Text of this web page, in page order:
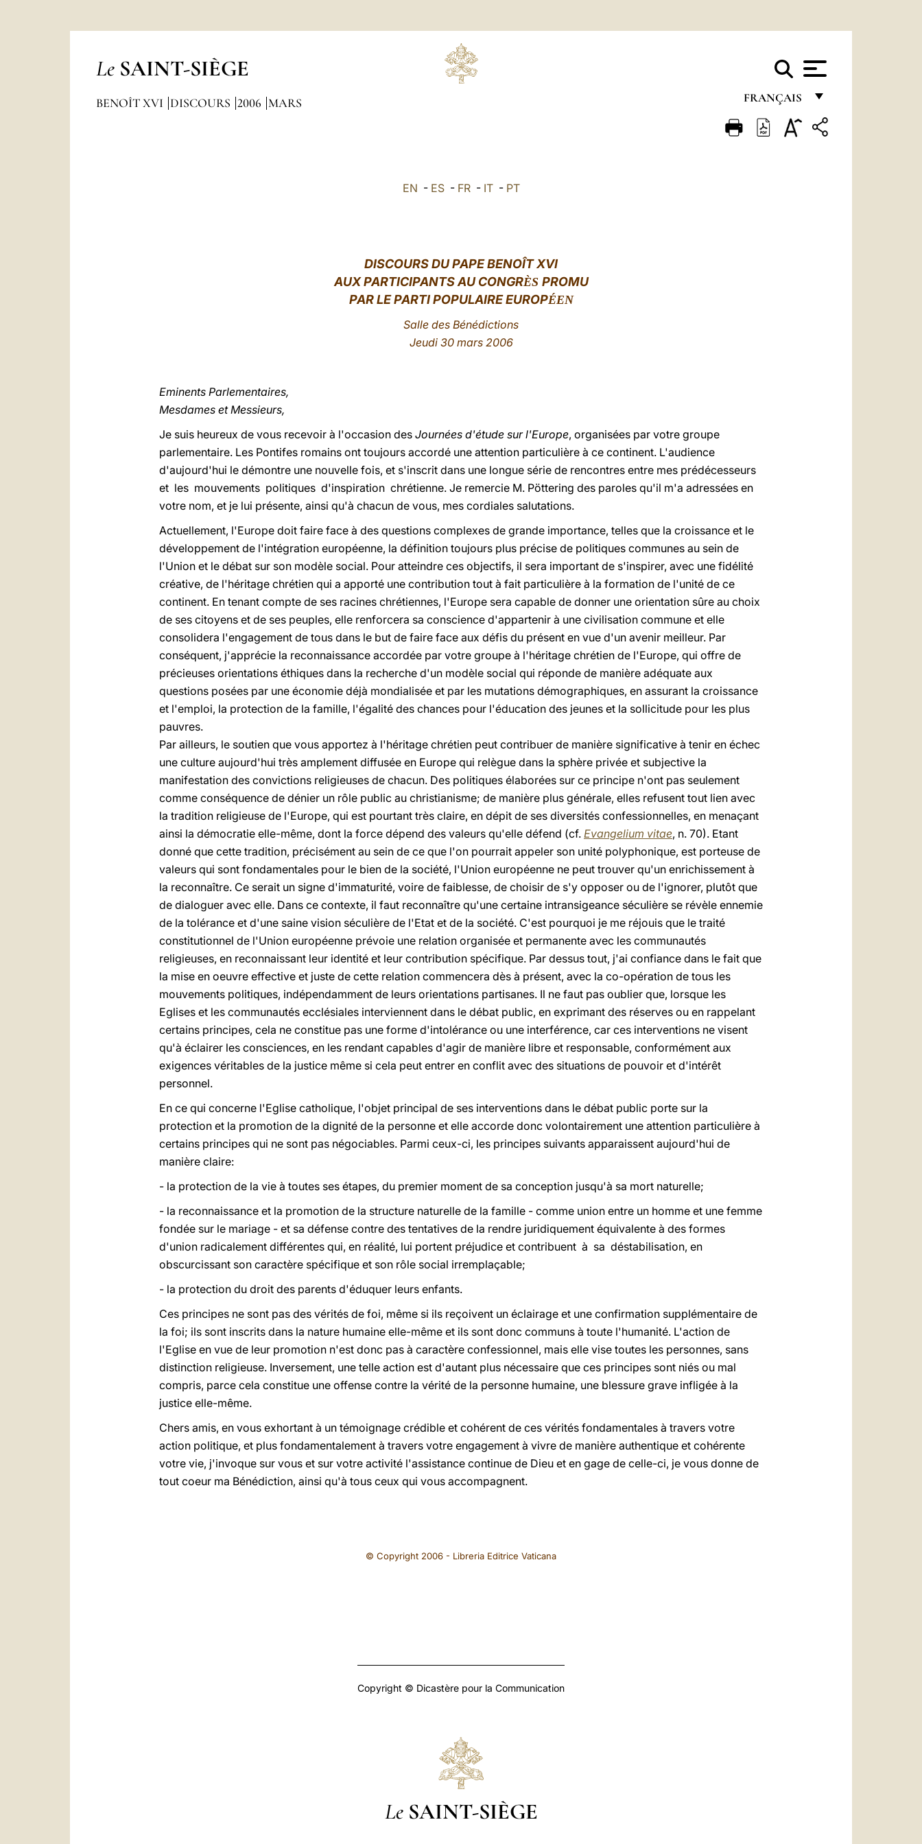
Le SAINT-SIÈGE
FRANÇAIS
FRANÇAIS
BENOÎT XVI DISCOURS 2006 MARS
EN - ES- FR- IT- PT
DISCOURSDU PAPE BENOÎT XVI
AUX PARTICIPANTS AU CONGRÈS PROMU
PAR LE PARTI POPULAIRE EUROPÉEN
Salle des Bénédictions
Jeudi 30 mars 2006
Eminents Parlementaires,
Mesdames et Messieurs,
Je suis heureux de vous recevoir à l'occasion des Journées d'étude sur l'Europe, organisées par votre groupe
parlementaire. Les Pontifes romains ont toujours accordé une attention particulière à ce continent. L'audience
d'aujourd'hui le démontre une nouvelle fois, et s'inscrit dans une longue série de rencontres entre mes prédécesseurs
et les mouvements politiques d'inspiration chrétienne. Je remercie M. Pöttering des paroles qu'il m'a adressées en
votre nom, et je lui présente, ainsi qu'à chacun de vous, mes cordiales salutations.
Actuellement, l'Europe doit faire face à des questions complexes de grande importance, telles que la croissance et le
développement de l'intégration européenne, la définition toujours plus précise de politiques communes au sein de
l'Union et le débat sur son modèle social. Pour atteindre ces objectifs, il sera important de s'inspirer, avec une fidélité
créative, de l'héritage chrétien qui a apporté une contribution tout à fait particulière à la formation de l'unité de ce
continent. En tenant compte de ses racines chrétiennes, l'Europe sera capable de donner une orientation sûre au choix
de ses citoyens et de ses peuples, elle renforcera sa conscience d'appartenir à une civilisation commune et elle
consolidera l'engagement de tous dans le but de faire face aux défis du présent en vue d'un avenir meilleur. Par
conséquent, j'apprécie la reconnaissance accordée par votre groupe à l'héritage chrétien de l'Europe, qui offre de
précieuses orientations éthiques dans la recherche d'un modèle social qui réponde de manière adéquate aux
questions posées par une économie déjà mondialisée et par les mutations démographiques, en assurant la croissance
et l'emploi, la protection de la famille, l'égalité des chances pour l'éducation des jeunes et la sollicitude pour les plus
pauvres.
Par ailleurs, le soutien que vous apportez à l'héritage chrétien peut contribuer de manière significative à tenir en échec
une culture aujourd'hui très amplement diffusée en Europe qui relègue dans la sphère privée et subjective la
manifestation des convictions religieuses de chacun. Des politiques élaborées sur ce principe n'ont pas seulement
comme conséquence de dénier un rôle public au christianisme; de manière plus générale, elles refusent tout lien avec
la tradition religieuse de l'Europe, qui est pourtant très claire, en dépit de ses diversités confessionnelles, en menaçant
ainsi la démocratie elle-même, dont la force dépend des valeurs qu'elle défend (cf. Evangelium vitae, n. 70). Etant
donné que cette tradition, précisément au sein de ce que l'on pourrait appeler son unité polyphonique, est porteuse de
valeurs qui sont fondamentales pour le bien de la société, l'Union européenne ne peut trouver qu'un enrichissement à
la reconnaître. Ce serait un signe d'immaturité, voire de faiblesse, de choisir de s'y opposer ou de l'ignorer, plutôt que
de dialoguer avec elle. Dans ce contexte, il faut reconnaître qu'une certaine intransigeance séculière se révèle ennemie
de la tolérance et d'une saine vision séculière de l'Etat et de la société. C'est pourquoi je me réjouis que le traité
constitutionnel de l'Union européenne prévoie une relation organisée et permanente avec les communautés
religieuses, en reconnaissant leur identité et leur contribution spécifique. Par dessus tout, j'ai confiance dans le fait que
la mise en oeuvre effective et juste de cette relation commencera dès à présent, avec la co-opération de tous les
mouvements politiques, indépendamment de leurs orientations partisanes. Il ne faut pas oublier que, lorsque les
Eglises et les communautés ecclésiales interviennent dans le débat public, en exprimant des réserves ou en rappelant
certains principes, cela ne constitue pas une forme d'intolérance ou une interférence, car ces interventions ne visent
qu'à éclairer les consciences, en les rendant capables d'agir de manière libre et responsable, conformément aux
exigences véritables de la justice même si cela peut entrer en conflit avec des situations de pouvoir et d'intérêt
personnel.
En ce qui concerne l'Eglise catholique, l'objet principal de ses interventions dans le débat public porte sur la
protection et la promotion de la dignité de la personne et elle accorde donc volontairement une attention particulière à
certains principes qui ne sont pas négociables. Parmi ceux-ci, les principes suivants apparaissent aujourd'hui de
manière claire:
- la protection de la vie à toutes ses étapes, du premier moment de sa conception jusqu'à sa mort naturelle;
- la reconnaissance et la promotion de la structure naturelle de la famille - comme union entre un homme et une femme
fondée sur le mariage - et sa défense contre des tentatives de la rendre juridiquement équivalente à des formes
d'union radicalement différentes qui, en réalité, lui portent préjudice et contribuent à sa déstabilisation, en
obscurcissant son caractère spécifique et son rôle social irremplaçable;
- la protection du droit des parents d'éduquer leurs enfants.
Ces principes ne sont pas des vérités de foi, même si ils reçoivent un éclairage et une confirmation supplémentaire de
la foi; ils sont inscrits dans la nature humaine elle-même et ils sont donc communs à toute l'humanité. L'action de
l'Eglise en vue de leur promotion n'est donc pas à caractère confessionnel, mais elle vise toutes les personnes, sans
distinction religieuse. Inversement, une telle action est d'autant plus nécessaire que ces principes sont niés ou mal
compris, parce cela constitue une offense contre la vérité de la personne humaine, une blessure grave infligée à la
justice elle-même.
Chers amis, en vous exhortant à un témoignage crédible et cohérent de ces vérités fondamentales à travers votre
action politique, et plus fondamentalement à travers votre engagement à vivre de manière authentique et cohérente
votre vie, j'invoque sur vous et sur votre activité l'assistance continue de Dieu et en gage de celle-ci, je vous donne de
tout coeur ma Bénédiction, ainsi qu'à tous ceux qui vous accompagnent.
© Copyright 2006 - Libreria Editrice Vaticana
Copyright © Dicastère pour la Communication
Le SAINT-SIÈGE